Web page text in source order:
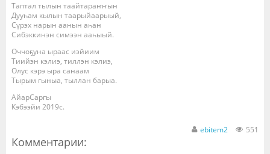
Таптал тылын таайтараҥҥын
Дууһам кылын таарыйаарыый,
Сүрэх нарын аанын аһан
Сибэккинэн симээн ааһыый.
Оччоҕуна ыраас иэйиим
Тиийэн кэлиэ, тиллэн кэлиэ,
Олус кэрэ ыра санаам
Тырым гыныа, тыллан барыа.
АйарСаргы
Кэбээйи 2019с.
551
ebitem2
Комментарии: